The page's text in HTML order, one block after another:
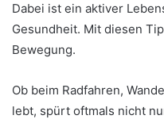
Dabei ist ein aktiver
Gesundheit. Mit diesen
Bewegung.
Ob beim Radfahren,
lebt, spürt oftmals nicht